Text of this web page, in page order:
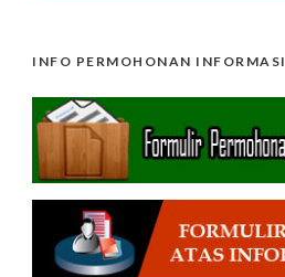
INFO PERMOHONAN INFORMASI